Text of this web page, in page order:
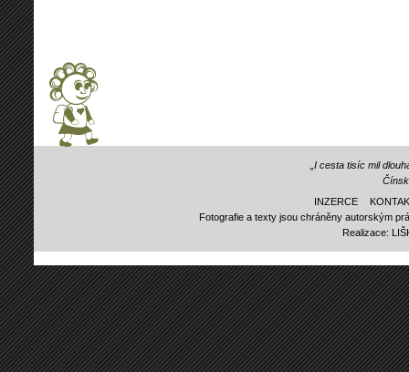
„I cesta tisíc mil
INZERCE
Fotografie a texty jsou chráněny autorským
Realizace: